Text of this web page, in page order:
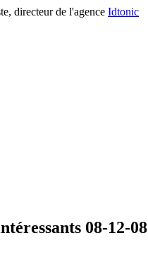
directeur de l'agence Idtonic
08-12-08